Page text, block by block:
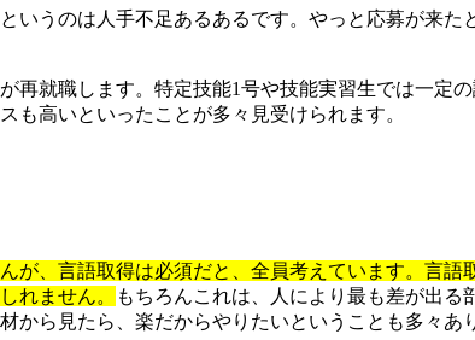
いうのは人手不足あるあるです。やっと応募が来
再就職します。特定技能1号や技能実習生では一定
も高いといったことが多々見受けられます。
が、言語取得は必須だと、全員考えています。言
れません。
もちろんこれは、人により最も差が出
から見たら、楽だからやりたいということも多々あ